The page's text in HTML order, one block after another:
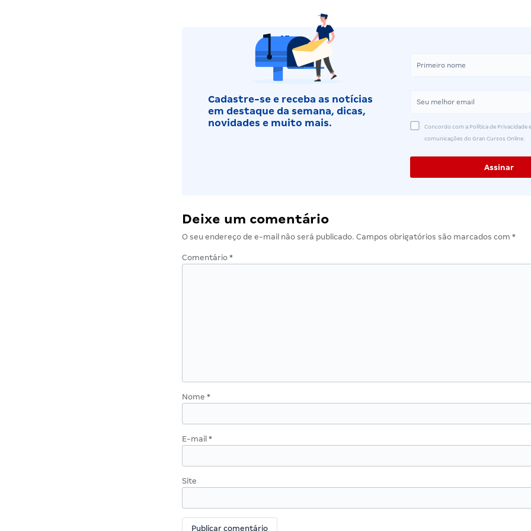
Cadastre-se e receba as notícias
em destaque da semana, dicas,
novidades e muito mais.
Concordo com a Política de Privacidade
comunicações do Gran Cursos Online.
Deixe um comentário
O seu endereço de e-mail não será publicado. Campos obrigatórios são marcados com *
Comentário *
Nome *
E-mail *
Site